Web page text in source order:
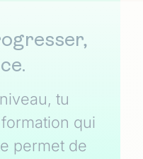
tu
qui
permet de